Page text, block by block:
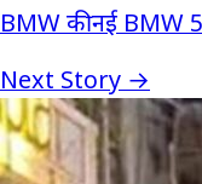
BMW की नई BMW
Next Story →